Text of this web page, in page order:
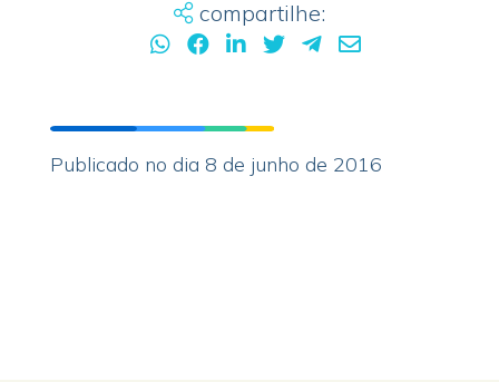
compartilhe:
Publicado no dia 8 de junho de 2016